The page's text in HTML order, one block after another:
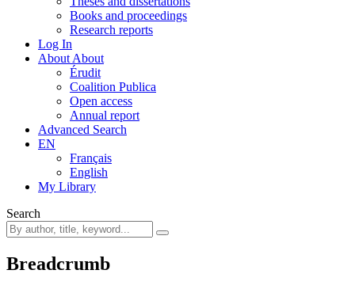
Books and proceedings
Research reports
Log In
About About
Érudit
Coalition Publica
Open access
Annual report
Advanced Search
EN
Français
English
My Library
Search
Breadcrumb